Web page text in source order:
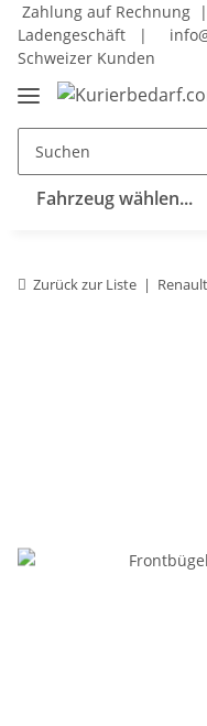
Zahlung auf Rechnung
Ladengeschäft
|
Schweizer Kunden
Fahrzeug wählen...
Zurück zur Liste